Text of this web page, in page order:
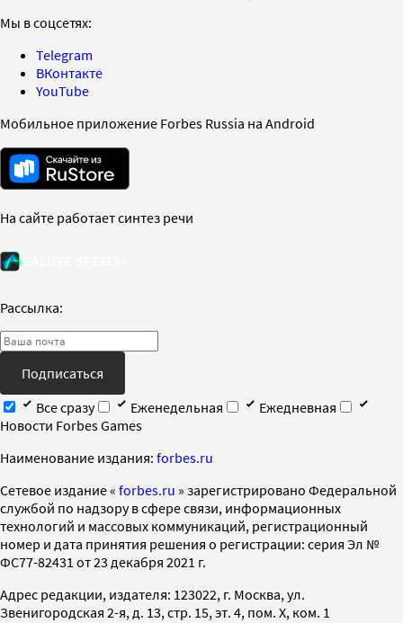
Мы в соцсетях:
Telegram
ВКонтакте
YouTube
Мобильное приложение Forbes Russia на Android
На сайте работает синтез речи
Рассылка:
Подписаться
Все сразу
Еженедельная
Ежедневная
Новости Forbes Games
Наименование издания: forbes.ru
Cетевое издание « forbes.ru » зарегистрировано Федеральной
службой по надзору в сфере связи, информационных
технологий и массовых коммуникаций, регистрационный
номер и дата принятия решения о регистрации: серия Эл №
ФС77-82431 от 23 декабря 2021 г.
Адрес редакции, издателя: 123022, г. Москва, ул.
Звенигородская 2-я, д. 13, стр. 15, эт. 4, пом. X, ком. 1